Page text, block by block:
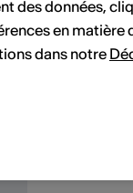
10 11 12
des données,
en matière
dans notre